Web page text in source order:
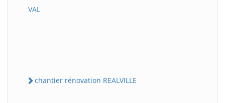
VAL
chantier rénovation REALVILLE